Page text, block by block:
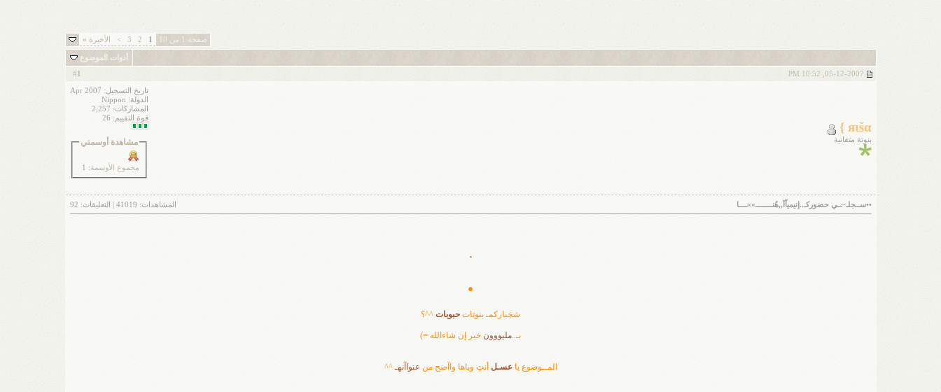
صفحة 1 من 10 1
2
3
> الأخيرة »
أدوات الموضوع
1
яιšα }
بنوتة متفانية
تاريخ التسجيل: Apr 2007
الدولة: Nippon
المشاركات: 2,257
قوة التقييم: 26
مشاهدة أوسمتي
مجموع الأوسمة: 1
المشاهدات: 41019 | التعليقات: 92 ••ســجلـ~ــي حضوركـ..إنيمياًآ,,هُنــــــــ»»ــــا
.
.
شخباركمـ بنوتات حبوبات ^^؟
بـ..مليووون خير إن شاءالله =)
المــوضوع ياعسـل أنتِ وياها واآضح من عنواآنهـ^^